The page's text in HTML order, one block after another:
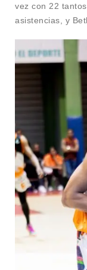
vez con 22
asistencias, y